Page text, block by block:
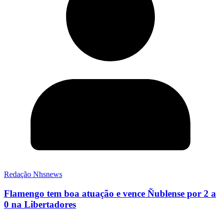
Redação Nhsnews
Flamengo tem boa atuação e vence Ñublense por 2 a
0 na Libertadores